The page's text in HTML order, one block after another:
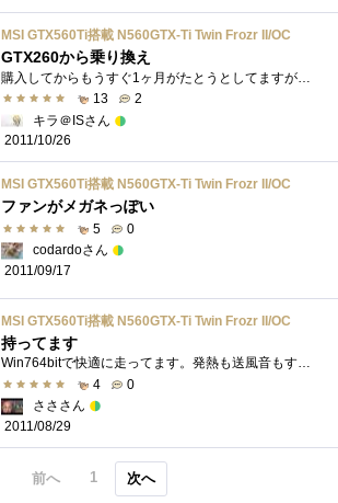
MSI GTX560Ti搭載 N560GTX-Ti Twin Frozr II/OC
GTX260から乗り換え
13
2
キラ＠ISさん
2011/10/26
MSI GTX560Ti搭載 N560GTX-Ti Twin Frozr II/OC
ファンがメガネっぽい
5
0
codardoさん
2011/09/17
MSI GTX560Ti搭載 N560GTX-Ti Twin Frozr II/OC
持ってます
Win764bitで快適に走ってます。発熱も送風音もすくなく、てこずっていた悪夢のZOTACGTX470にくらべたらほんとありがたい存在です。けっこう重い３Ｄ...
4
0
さささん
2011/08/29
前へ 1 次へ